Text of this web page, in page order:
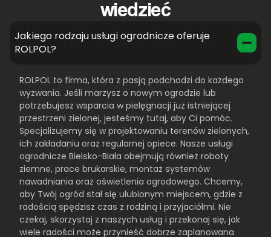
wiedzieć
Jakiego rodzaju usługi ogrodnicze oferuje
ROLPOL?
ROLPOL to firma, która z pasją podchodzi do każdego
wyzwania. Jeśli marzysz o nowym ogrodzie lub
potrzebujesz wsparcia w pielęgnacji już istniejącej
przestrzeni zielonej, jesteśmy tutaj, aby Ci pomóc.
Specjalizujemy się w projektowaniu terenów zielonych,
ich zakładaniu oraz regularnej opiece. Nasze usługi
ogrodnicze Bielsko-Biała obejmują również roboty
ziemne, prace brukarskie, montaż systemów
nawadniania oraz oświetlenia ogrodowego. Chcemy,
aby Twój ogród stał się ulubionym miejscem, gdzie z
radością spędzisz czas z rodziną i przyjaciółmi. Nie
czekaj, skorzystaj z naszych usług i przekonaj się, jak
wiele radości może przynieść dobrze zaplanowana